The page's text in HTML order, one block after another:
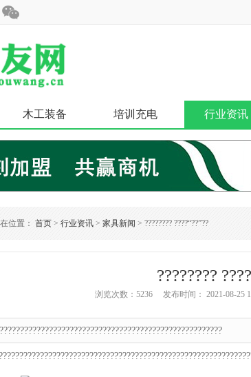
木工装备 培训充电 行业资讯
位置： 首页 > 行业资讯 > 家具新闻 > ???????? ????“??”??
????????
浏览次数：5236 发布时间： 2021-08-